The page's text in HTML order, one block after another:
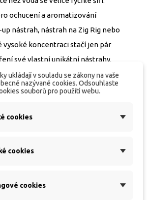
ochucení a aromatizování
nástrah, nástrah na Zig Rig nebo
vysoké koncentraci stačí jen pár
své vlastní unikátní nástrahy.
ukládají v souladu se zákony na vaše
nazývané cookies. Odsouhlaste
souborů pro použití webu.
cookies
cookies
cookies